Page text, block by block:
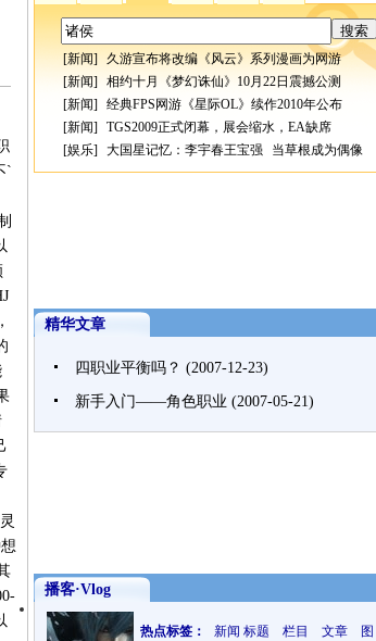
`
[新闻] 久游宣布将改编《风云》系列漫画为网游
[新闻] 相约十月《梦幻诛仙》10月22日震撼公测
[新闻] 经典FPS网游《星际OL》续作2010年公布
[新闻] TGS2009正式闭幕，展会缩水，EA缺席
[娱乐] 大国星记忆：李宇春王宝强 当草根成为偶像
精华文章
四职业平衡吗？ (2007-12-23)
新手入门——角色职业 (2007-05-21)
播客·Vlog
热点标签： 新闻 标题 栏目 文章 图